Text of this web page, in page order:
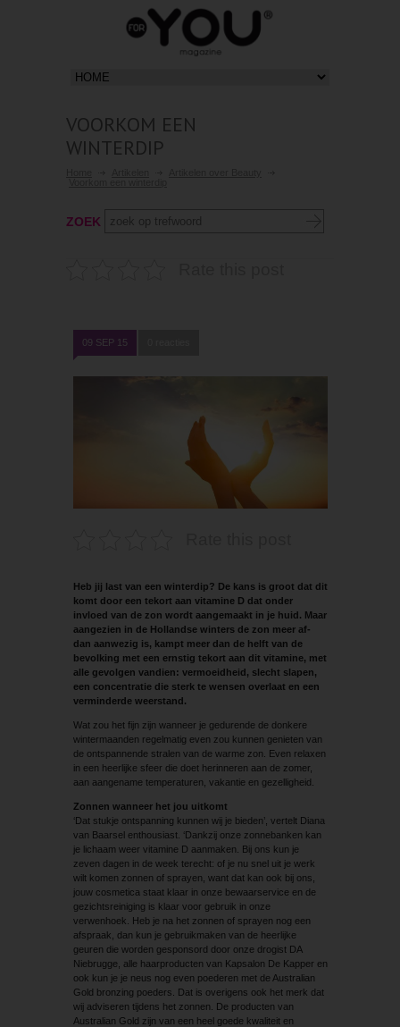
VOORKOM EEN
WINTERDIP
ZOEK
09 SEP 15
Heb jij last van een winterdip? De kans is groot dat dit
komt door een tekort aan vitamine D dat onder
invloed van de zon wordt aangemaakt in je huid. Maar
aangezien in de Hollandse winters de zon meer af-
dan aanwezig is, kampt meer dan de helft van de
bevolking met een ernstig tekort aan dit vitamine, met
alle gevolgen vandien: vermoeidheid, slecht slapen,
een concentratie die sterk te wensen overlaat en een
verminderde weerstand.
Wat zou het fijn zijn wanneer je gedurende de donkere
wintermaanden regelmatig even zou kunnen genieten van
de ontspannende stralen van de warme zon. Even relaxen
in een heerlijke sfeer die doet herinneren aan de zomer,
aan aangename temperaturen, vakantie en gezelligheid.
Zonnen wanneer het jou uitkomt
‘Dat stukje ontspanning kunnen wij je bieden’, vertelt Diana
van Baarsel enthousiast. ‘Dankzij onze zonnebanken kan
je lichaam weer vitamine D aanmaken. Bij ons kun je
zeven dagen in de week terecht: of je nu snel uit je werk
wilt komen zonnen of sprayen, want dat kan ook bij ons,
jouw cosmetica staat klaar in onze bewaarservice en de
gezichtsreiniging is klaar voor gebruik in onze
verwenhoek. Heb je na het zonnen of sprayen nog een
afspraak, dan kun je gebruikmaken van de heerlijke
geuren die worden gesponsord door onze drogist DA
Niebrugge, alle haarproducten van Kapsalon De Kapper en
ook kun je je neus nog even poederen met de Australian
Gold bronzing poeders. Dat is overigens ook het merk dat
wij adviseren tijdens het zonnen. De producten van
Australian Gold zijn van een heel goede kwaliteit en